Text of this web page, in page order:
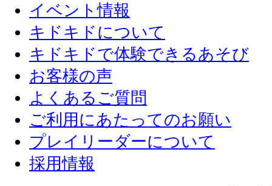
イベント情報
キドキドについて
キドキドで体験できるあそび
お客様の声
よくあるご質問
ご利用にあたってのお願い
プレイリーダーについて
採用情報